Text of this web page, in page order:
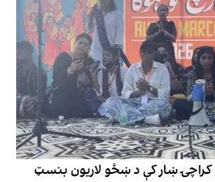
کراچۍ ښار کې د ښځو لاريون بنسټ